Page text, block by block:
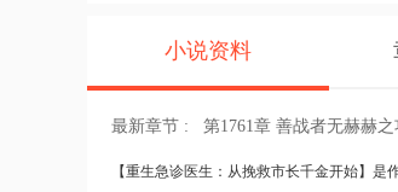
小说资料
最新章节 : 第1761章 善战者无赫赫之
【重生急诊医生：从挽救市长千金开始】是